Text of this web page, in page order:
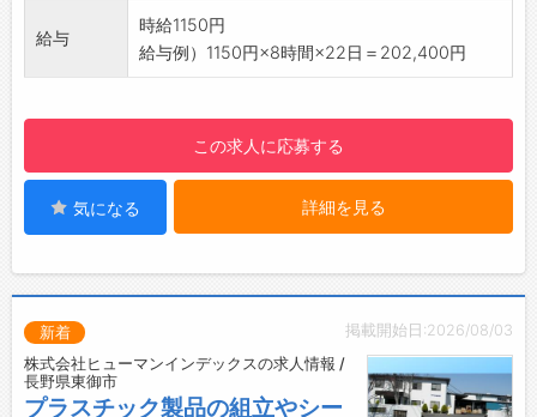
◇髪色自由！
・個性を大事にしながら、のびのび働けます♪
◇日祝休み♪
・家族や友人と予定を合わせやすいお休み体制
【やりがい】
自分の仕事の成果◎
・全国47都道府県に出荷しているので、自分の
【社内設備】
・休憩室あり！ゆっくり休憩していただけます
給与
時給1150円
給与例）1150円×8時間×22日＝202,400円
この求人に応募する
気になる 詳細を見る
掲載開始日:2026/08/03
新着
株式会社ヒューマンインデックスの求人情報 /
長野県東御市
プラスチック製品の組立やシー